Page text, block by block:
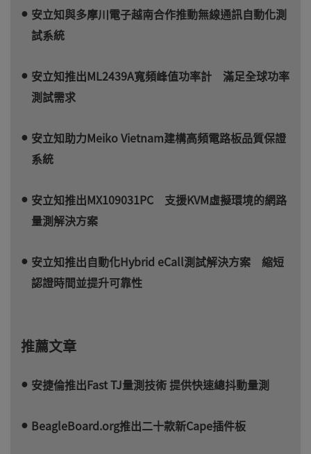
安立知與多摩川電子越南合作推動無線通訊自動化測
試系統
安立知推出ML2439A寬頻峰值功率計 滿足全球功率
測試需求
安立知助力Meiko Vietnam建構高頻電路板品質保證
系統
安立知推出MX109031PC 支援KVM虛擬環境的網路
量測解決方案
安立知推出自動化Hybrid eCall測試解決方案 縮短
認證時間並提升可靠性
推薦文章
安捷倫推出Fast TJ量測技術 提供快速總抖動量測
BeagleBoard.org推出二十款新Cape插件板